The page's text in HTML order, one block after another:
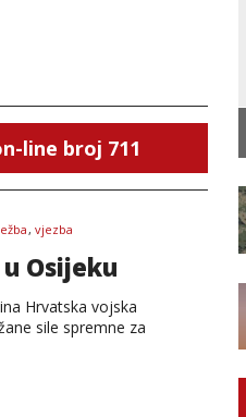
line broj 711
, vjezba
Osijeku
Hrvatska vojska
sile spremne za